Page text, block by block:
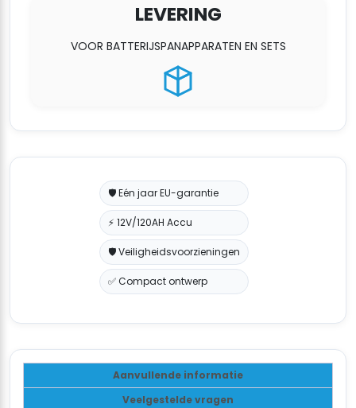
LEVERING
VOOR BATTERIJSPANAPPARATEN EN SETS
🛡️ Eén jaar EU-garantie
⚡ 12V/120AH Accu
🛡️ Veiligheidsvoorzieningen
✅ Compact ontwerp
Aanvullende informatie
Veelgestelde vragen